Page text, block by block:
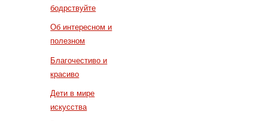
бодрствуйте
Об интересном и
полезном
Благочестиво и
красиво
Дети в мире
искусства